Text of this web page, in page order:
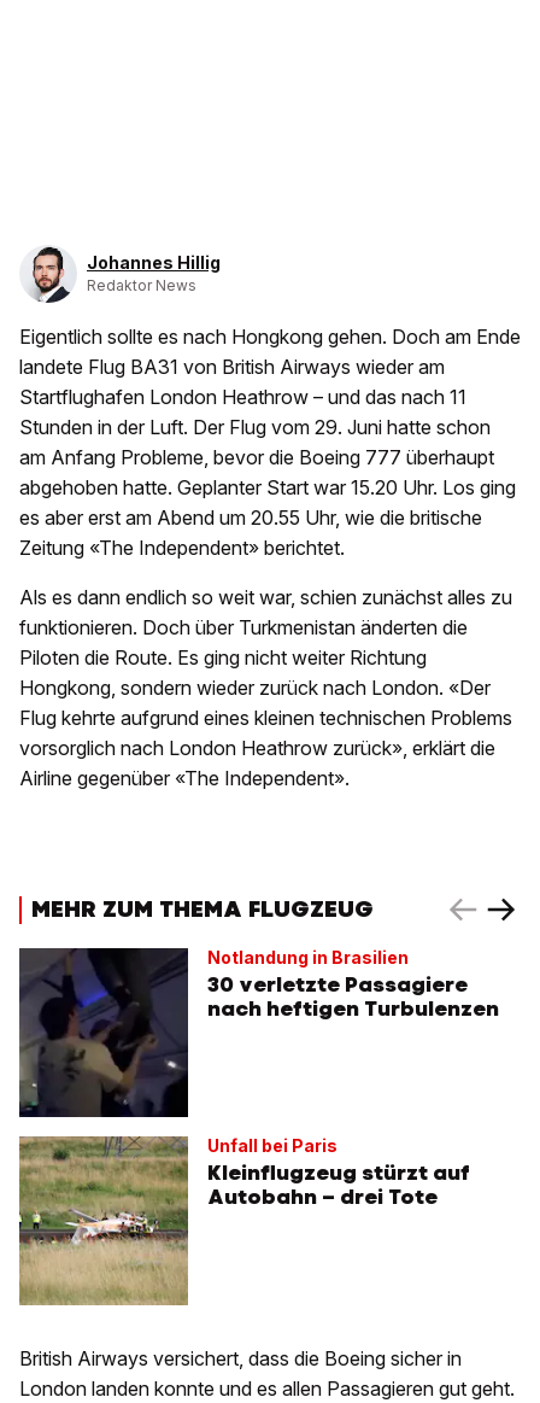
Johannes Hillig
Redaktor News
Eigentlich sollte es nach Hongkong gehen. Doch am Ende
landete Flug BA31 von British Airways wieder am
Startflughafen London Heathrow – und das nach 11
Stunden in der Luft. Der Flug vom 29. Juni hatte schon
am Anfang Probleme, bevor die Boeing 777 überhaupt
abgehoben hatte. Geplanter Start war 15.20 Uhr. Los ging
es aber erst am Abend um 20.55 Uhr, wie die britische
Zeitung «The Independent» berichtet.
Als es dann endlich so weit war, schien zunächst alles zu
funktionieren. Doch über Turkmenistan änderten die
Piloten die Route. Es ging nicht weiter Richtung
Hongkong, sondern wieder zurück nach London. «Der
Flug kehrte aufgrund eines kleinen technischen Problems
vorsorglich nach London Heathrow zurück», erklärt die
Airline gegenüber «The Independent».
MEHR ZUM THEMA FLUGZEUG
Notlandung in Brasilien
30 verletzte Passagiere
nach heftigen Turbulenzen
Unfall bei Paris
Kleinflugzeug stürzt auf
Autobahn – drei Tote
British Airways versichert, dass die Boeing sicher in
London landen konnte und es allen Passagieren gut geht.